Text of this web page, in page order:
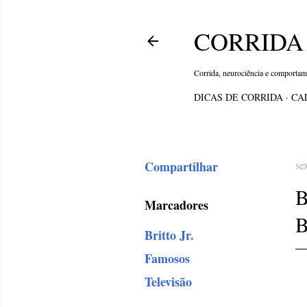
Corrida, neurociência e
DICAS DE CORRIDA
Compartilhar
Marcadores
Britto Jr.
Famosos
Televisão